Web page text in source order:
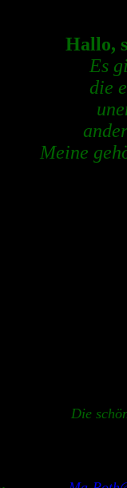
Hallo,
Es
die
Meine
Die